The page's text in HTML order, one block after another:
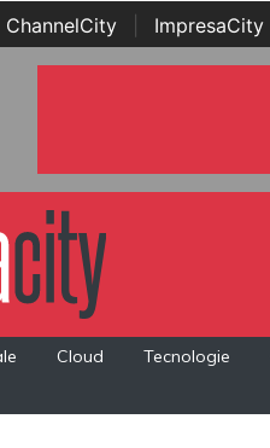
ChannelCity ImpresaCity
Cloud Tecnologie